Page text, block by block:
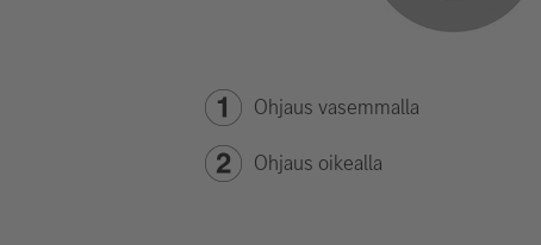
Ohjaus vasemmalla
Ohjaus oikealla